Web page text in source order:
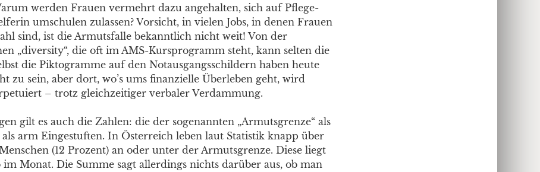
werden Frauen vermehrt dazu angehalten, sich auf Pflege-
umschulen zulassen? Vorsicht, in vielen Jobs, in denen Frauen
sind, ist die Armutsfalle bekanntlich nicht weit! Von der
„diversity“, die oft im AMS-Kursprogramm steht, kann selten die
die Piktogramme auf den Notausgangsschildern haben heute
zu sein, aber dort, wo’s ums finanzielle Überleben geht, wird
– trotz gleichzeitiger verbaler Verdammung.
gilt es auch die Zahlen: die der sogenannten „Armutsgrenze“ als
arm Eingestuften. In Österreich leben laut Statistik knapp über
(12 Prozent) an oder unter der Armutsgrenze. Diese liegt
im Monat. Die Summe sagt allerdings nichts darüber aus, ob man